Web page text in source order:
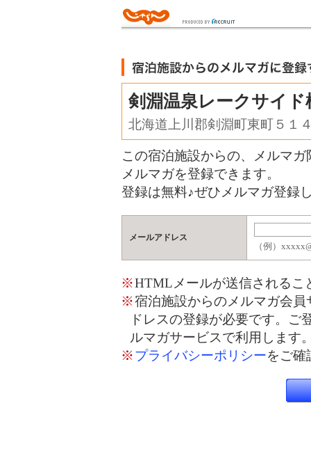
剣淵温泉レークサイ
北海道上川郡剣淵町東町５１
この宿泊施設からの、メルマ
メルマガを登録できます。
登録は無料♪ぜひメルマガ登録
メールアドレス
（例）
※HTMLメールが送信されるこ
※宿泊施設からのメルマガ会
ドレスの登録が必要です。ご
ルマガサービスで利用します
※プライバシーポリシーをご確